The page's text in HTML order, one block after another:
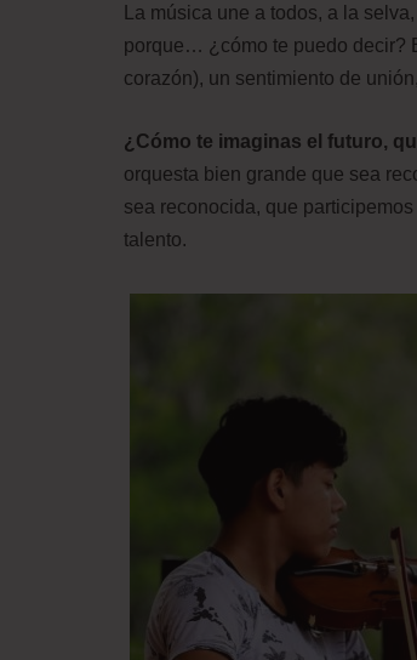
La música une a todos, a la
porque… ¿cómo te puedo decir?
corazón), un sentimiento de
¿Cómo te imaginas el futuro,
orquesta bien grande que sea
sea reconocida, que
talento.